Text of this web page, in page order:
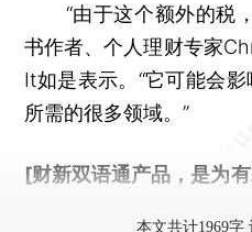
“由于这个额外的税，
书作者、个人理财专家
It如是表示。“它可能会
所需的很多领域。”
[财新双语通产品，是为
本文共计1969字